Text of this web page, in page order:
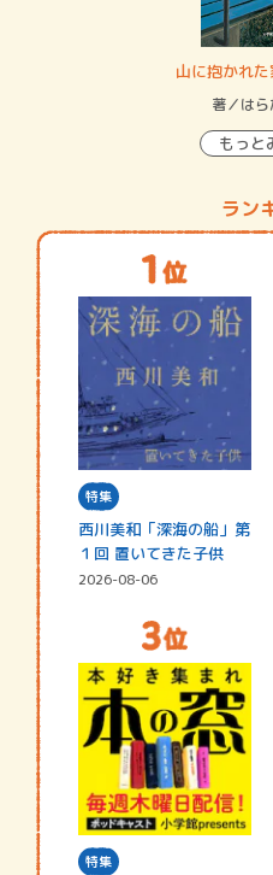
山に抱かれ
著／は
もっと
ラン
特集
西川美和「深海の船」第
１回 置いてきた子供
2026-08-06
特集